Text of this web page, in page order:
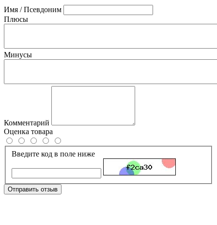
Имя / Псевдоним
Плюсы
Минусы
Комментарий
Оценка товара
Введите код в поле ниже
Отправить отзыв